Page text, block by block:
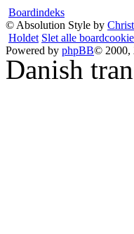
Boardindeks
© Absolution Style by
Holdet Slet alle
Powered by phpBB© 2000,
Danish